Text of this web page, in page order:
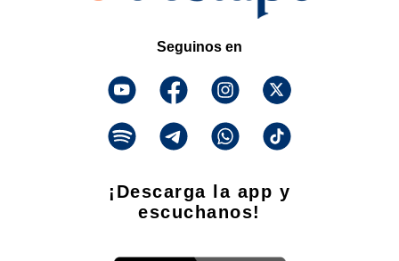
Seguinos en
¡Descarga la app y
escuchanos!